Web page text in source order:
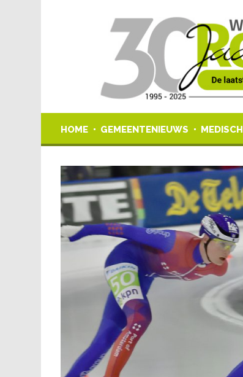
HOME GEMEENTENIEUWS MEDISCH